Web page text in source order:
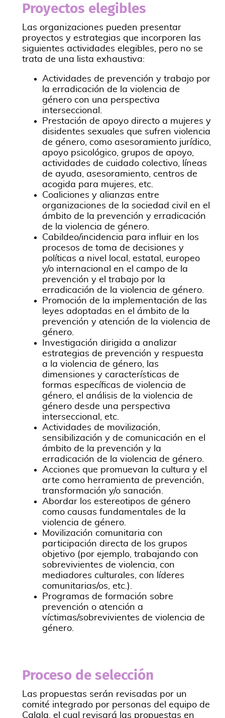
Proyectos elegibles
Las organizaciones pueden presentar
proyectos y estrategias que incorporen las
siguientes actividades elegibles, pero no se
trata de una lista exhaustiva:
Actividades de prevención y trabajo por
la erradicación de la violencia de
género con una perspectiva
interseccional.
Prestación de apoyo directo a mujeres y
disidentes sexuales que sufren violencia
de género, como asesoramiento jurídico,
apoyo psicológico, grupos de apoyo,
actividades de cuidado colectivo, líneas
de ayuda, asesoramiento, centros de
acogida para mujeres, etc.
Coaliciones y alianzas entre
organizaciones de la sociedad civil en el
ámbito de la prevención y erradicación
de la violencia de género.
Cabildeo/incidencia para influir en los
procesos de toma de decisiones y
políticas a nivel local, estatal, europeo
y/o internacional en el campo de la
prevención y el trabajo por la
erradicación de la violencia de género.
Promoción de la implementación de las
leyes adoptadas en el ámbito de la
prevención y atención de la violencia de
género.
Investigación dirigida a analizar
estrategias de prevención y respuesta
a la violencia de género, las
dimensiones y características de
formas específicas de violencia de
género, el análisis de la violencia de
género desde una perspectiva
interseccional, etc.
Actividades de movilización,
sensibilización y de comunicación en el
ámbito de la prevención y la
erradicación de la violencia de género.
Acciones que promuevan la cultura y el
arte como herramienta de prevención,
transformación y/o sanación.
Abordar los estereotipos de género
como causas fundamentales de la
violencia de género.
Movilización comunitaria con
participación directa de los grupos
objetivo (por ejemplo, trabajando con
sobrevivientes de violencia, con
mediadores culturales, con líderes
comunitarias/os, etc.).
Programas de formación sobre
prevención o atención a
víctimas/sobrevivientes de violencia de
género.
Proceso de selección
Las propuestas serán revisadas por un
comité integrado por personas del equipo de
Calala, el cual revisará las propuestas en